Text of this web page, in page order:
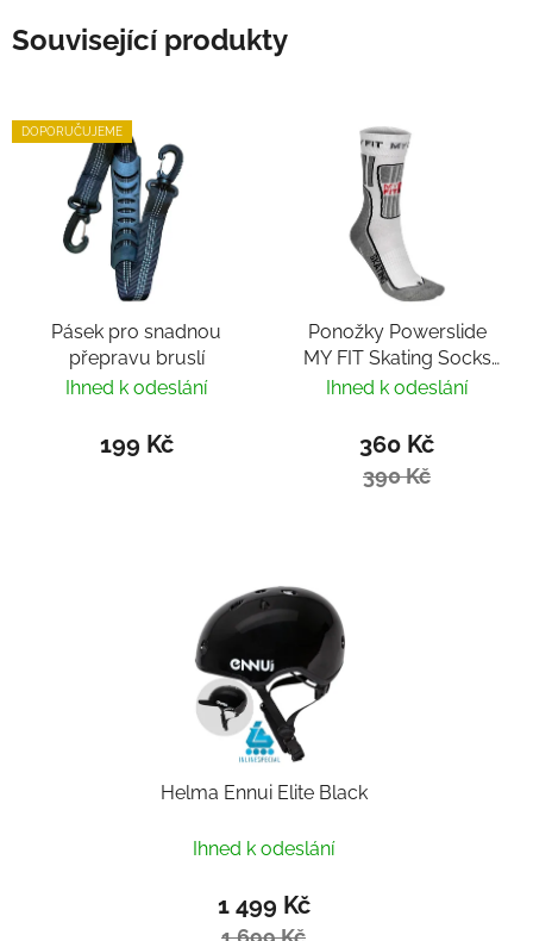
Související produkty
DOPORUČUJEME
Pásek pro snadnou
přepravu bruslí
Ihned k odeslání
199 Kč
Ponožky Powerslide
MY FIT Skating Socks
Fitness
Ihned k odeslání
360 Kč
390 Kč
Helma Ennui Elite Black
Ihned k odeslání
1 499 Kč